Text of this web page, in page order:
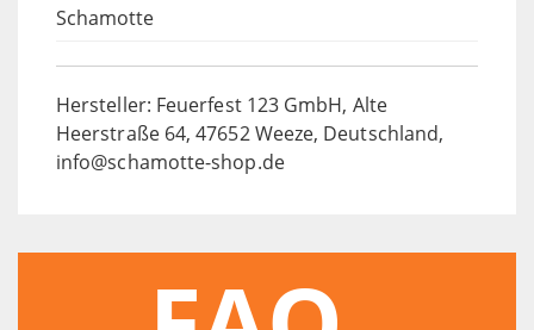
Schamotte
Hersteller: Feuerfest 123 GmbH, Alte
Heerstraße 64, 47652 Weeze, Deutschland,
info@schamotte-shop.de